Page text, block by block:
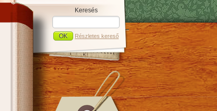
Keresés
Részletes kereső